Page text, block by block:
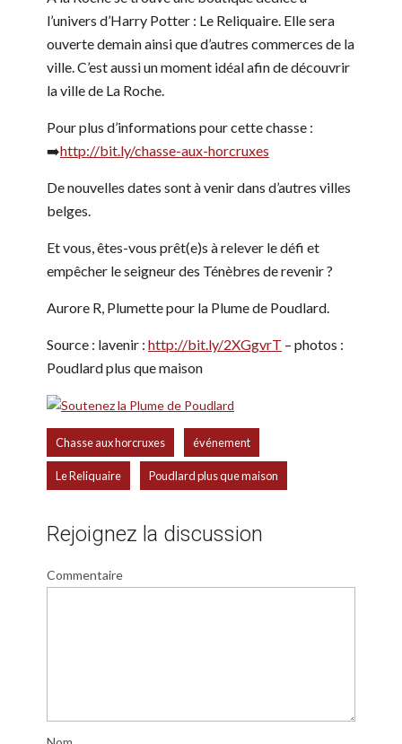
l’univers d’Harry Potter : Le Reliquaire. Elle sera
ouverte demain ainsi que d’autres commerces de la
ville. C’est aussi un moment idéal afin de découvrir
la ville de La Roche.
Pour plus d’informations pour cette chasse :
➡️http://bit.ly/chasse-aux-horcruxes
De nouvelles dates sont à venir dans d’autres villes
belges.
Et vous, êtes-vous prêt(e)s à relever le défi et
empêcher le seigneur des Ténèbres de revenir ?
Aurore R, Plumette pour la Plume de Poudlard.
Source : lavenir : http://bit.ly/2XGgvrT – photos :
Poudlard plus que maison
Chasse aux horcruxes événement
Le Reliquaire Poudlard plus que maison
Rejoignez la discussion
Commentaire